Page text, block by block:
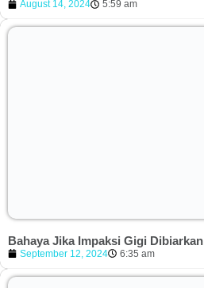
August 14, 2024 5:59 am
Bahaya Jika Impaksi Gigi Dibiarkan
September 12, 2024 6:35 am